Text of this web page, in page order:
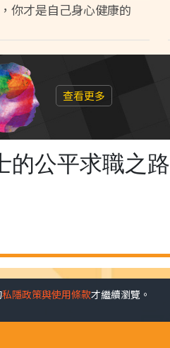
你才是自己身心健康的
查看更多
的公平求職之路
私隱政策與使用條款才繼續瀏覽。